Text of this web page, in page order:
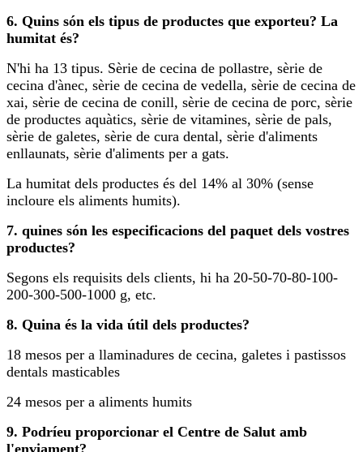
6. Quins són els tipus de productes que exporteu? La
humitat és?
N'hi ha 13 tipus. Sèrie de cecina de pollastre, sèrie de
cecina d'ànec, sèrie de cecina de vedella, sèrie de cecina de
xai, sèrie de cecina de conill, sèrie de cecina de porc, sèrie
de productes aquàtics, sèrie de vitamines, sèrie de pals,
sèrie de galetes, sèrie de cura dental, sèrie d'aliments
enllaunats, sèrie d'aliments per a gats.
La humitat dels productes és del 14% al 30% (sense
incloure els aliments humits).
7. quines són les especificacions del paquet dels vostres
productes?
Segons els requisits dels clients, hi ha 20-50-70-80-100-
200-300-500-1000 g, etc.
8. Quina és la vida útil dels productes?
18 mesos per a llaminadures de cecina, galetes i pastissos
dentals masticables
24 mesos per a aliments humits
9. Podríeu proporcionar el Centre de Salut amb
l'enviament?